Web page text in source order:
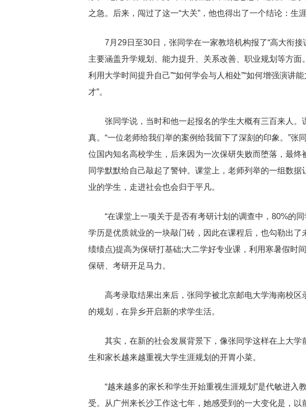
之急。后来，闯过了这一“大关”，他也得出了一个结论：生
7月29日至30日，张同学在一家教培机构报了“高大衔接
主要涵盖升学规划、能力提升、关系改善、职业规划等方面
利用大学时间提升自己”“如何学会与人相处”“如何增强演讲
才”。
张同学说，当时和他一起报名的学生大概有三百来人。
真。“一位老师给我们举的案例给我留下了深刻的印象。”张
位国内知名高校学生，后来因为一次保研失败而堕落，最终
同学默默给自己敲起了警钟。课堂上，老师列举的一组数
业的学生，走进社会也会归于平凡。
“在课堂上一项关于是否有考研计划的调查中，80%的
学历是优质就业的一块敲门砖，因此在课程后，也勾勒出了
绩绩点)提高为保研打基础;大二学好专业课，利用寒暑假时
保研、考研开足马力。
高考录取结果出来后，张同学被北京邮电大学海南校区
的规划，在异乡开启新的求学生活。
其实，在新的社会发展背景下，像张同学这样在上大学
生和家长越来越重视大学生涯规划的开胃小菜。
“越来越多的家长和学生开始重视生涯规划”是代敏进入
受。从广州来长沙工作这七年，她感受到的一大变化是，